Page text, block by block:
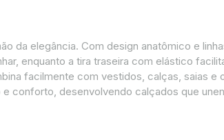
da elegância. Com design anatômico e
enquanto a tira traseira com elástico
facilmente com vestidos, calças, saias
conforto, desenvolvendo calçados que